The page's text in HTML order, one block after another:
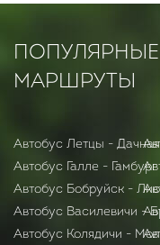
МАРШРУТЫ
Автобус Летцы - Дачная
Автобус Галле - Гамбург
Автобус Бобруйск -
Автобус Василевичи -
Автобус Колядичи -